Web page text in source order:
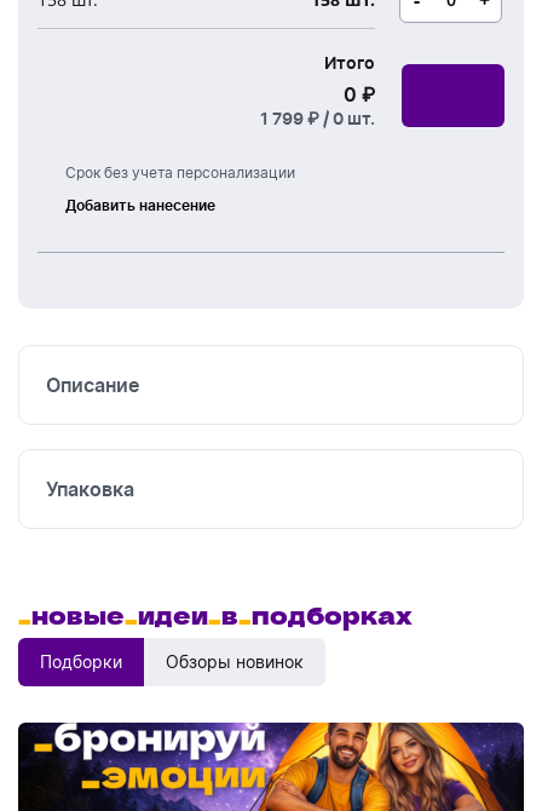
Срок без учета персонализации
Добавить нанесение
Шелкография
Вышивка
Итого
0 ₽
1 799 ₽ /0 шт.
Описание
Упаковка
_новые_идеи_в_подборках
Подборки Обзоры новинок